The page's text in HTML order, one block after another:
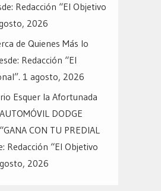
Redacción “El Objetivo
2026
de Quienes Más lo
Redacción “El
1 agosto, 2026
Esquer la Afortunada
DODGE
CON TU PREDIAL
Redacción “El Objetivo
2026